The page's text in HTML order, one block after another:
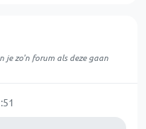
je zo'n forum als deze gaan